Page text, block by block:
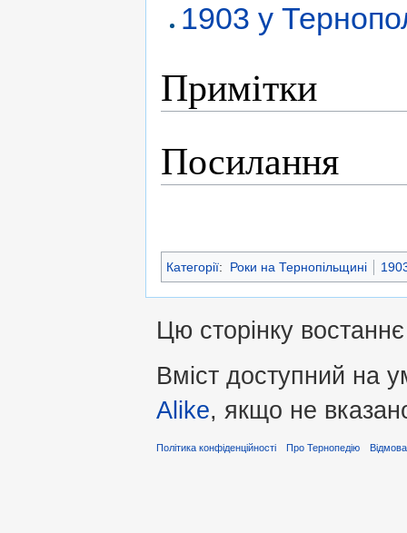
1903 у
Примітки
Посилання
Категорії: Роки на Тернопільщині
Цю сторінку
Вміст доступний на
Alike, якщо не
Політика конфіденційності Про Тернопедію Відмова